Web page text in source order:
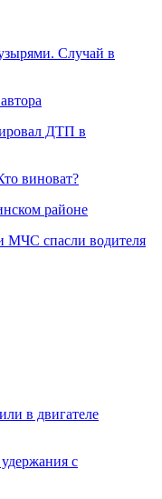
Случай в
ДТП в
виноват?
районе
МЧС спасли водителя
в двигателе
с